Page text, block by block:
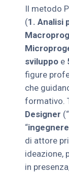
Il metodo
(1. Analisi
sviluppo e
figure
che
formativo.
Designer
“
di attore
ideazione,
in